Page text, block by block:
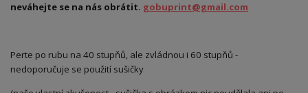
neváhejte se na nás obrátit. gobuprint@gmail.com
Perte po rubu na 40 stupňů, ale zvládnou i 60 stupňů -
nedoporučuje se použití sušičky